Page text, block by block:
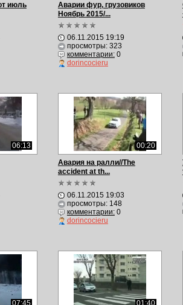
июль
Аварии фур, грузовиков
Ноябрь 2015/...
06.11.2015 19:19
просмотры: 323
комментарии:0
dorincocieru
06:13
00:20
Авария на ралли//The
accident at th...
06.11.2015 19:03
просмотры: 148
комментарии:0
dorincocieru
07:45
01:40